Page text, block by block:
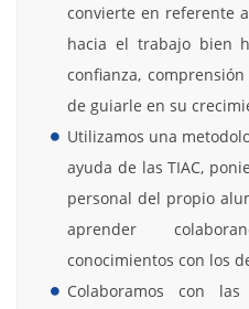
convierte en referente
hacia el trabajo bien
confianza,
de guiarle en su
Utilizamos una
ayuda de las TIAC,
personal del propio
aprender
conocimientos con los
Colaboramos con